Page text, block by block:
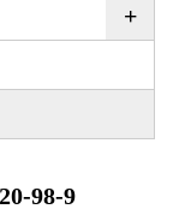
+
98-9